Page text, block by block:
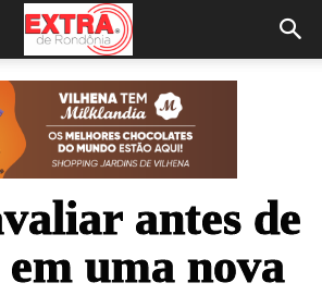
antes de
uma nova